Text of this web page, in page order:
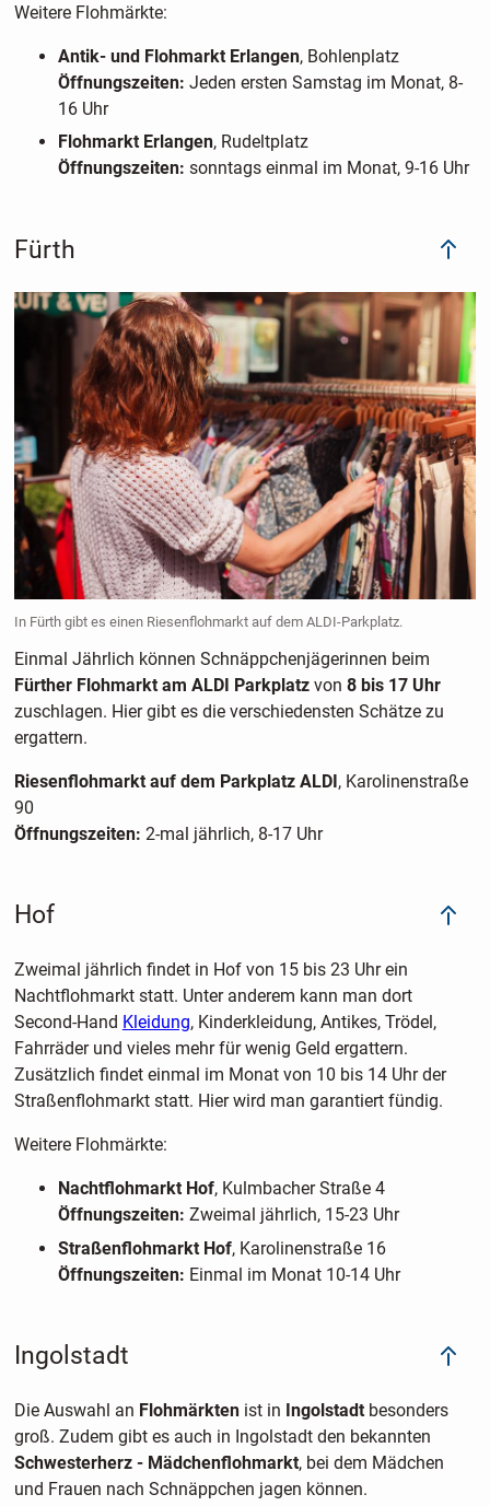
Weitere Flohmärkte:
Antik- und Flohmarkt Erlangen, Bohlenplatz
Öffnungszeiten: Jeden ersten Samstag im Monat, 8-
16 Uhr
Flohmarkt Erlangen, Rudeltplatz
Öffnungszeiten: sonntags einmal im Monat, 9-16 Uhr
Fürth
In Fürth gibt es einen Riesenflohmarkt auf dem ALDI-Parkplatz.
Einmal Jährlich können Schnäppchenjägerinnen beim
Fürther Flohmarkt am ALDI Parkplatzvon 8 bis 17 Uhr
zuschlagen. Hier gibt es die verschiedensten Schätze zu
ergattern.
Riesenflohmarkt auf dem Parkplatz ALDI, Karolinenstraße
90
Öffnungszeiten: 2-mal jährlich, 8-17 Uhr
Hof
Zweimal jährlich findet in Hof von 15 bis 23 Uhr ein
Nachtflohmarkt statt. Unter anderem kann man dort
Second-Hand Kleidung, Kinderkleidung, Antikes, Trödel,
Fahrräder und vieles mehr für wenig Geld ergattern.
Zusätzlich findet einmal im Monat von 10 bis 14 Uhr der
Straßenflohmarkt statt. Hier wird man garantiert fündig.
Weitere Flohmärkte:
Nachtflohmarkt Hof, Kulmbacher Straße 4
Öffnungszeiten: Zweimal jährlich, 15-23 Uhr
Straßenflohmarkt Hof, Karolinenstraße 16
Öffnungszeiten: Einmal im Monat 10-14 Uhr
Ingolstadt
Die Auswahl an Flohmärktenist in Ingolstadtbesonders
groß. Zudem gibt es auch in Ingolstadt den bekannten
Schwesterherz - Mädchenflohmarkt, bei dem Mädchen
und Frauen nach Schnäppchen jagen können.